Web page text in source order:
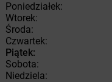
Poniedziałek:
Wtorek:
Środa:
Czwartek:
Piątek:
Sobota:
Niedziela: